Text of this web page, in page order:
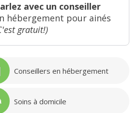
avec un conseiller
hébergement pour ainés
gratuit!)
Conseillers en hébergement
Soins à domicile